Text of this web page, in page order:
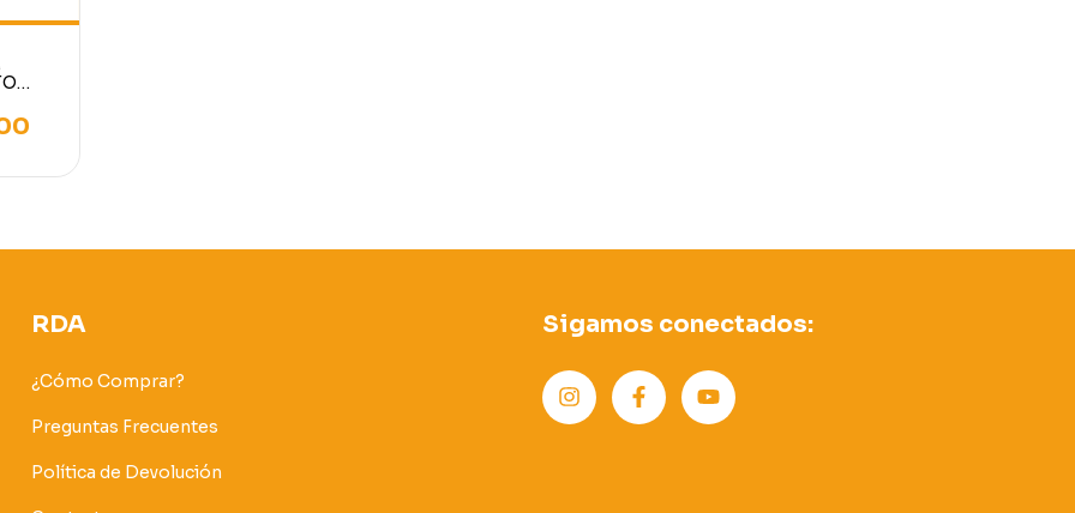
K15
H25
RDA
¿Cómo Comprar?
Preguntas Frecuentes
Política de Devolución
Sigamos conectados: